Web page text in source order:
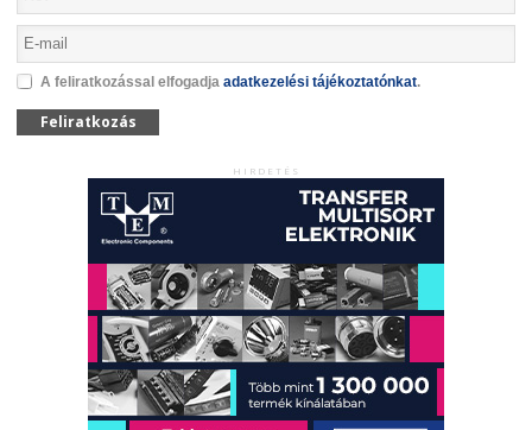
A feliratkozással elfogadja adatkezelési tájékoztatónkat.
Feliratkozás
HIRDETÉS